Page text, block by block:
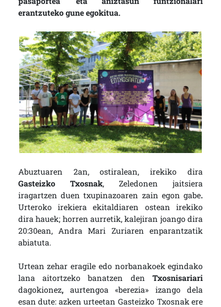
erantzuteko gune egokitua.
Abuztuaren 2an, ostiralean, irekiko dira
Gasteizko Txosnak, Zeledonen jaitsiera
iragartzen duen txupinazoaren zain egon gabe.
Urteroko irekiera ekitaldiaren ostean irekiko
dira hauek; horren aurretik, kalejiran joango dira
20:30ean, Andra Mari Zuriaren enparantzatik
abiatuta.
Urtean zehar eragile edo norbanakoek egindako
lana aitortzeko banatzen denTxosnisariari
dagokionez,aurtengoa «berezia» izango dela
esan dute: azken urteetan Gasteizko Txosnak ere